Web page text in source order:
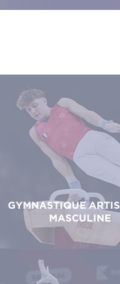
GYMNASTIQUE
MASCULINE